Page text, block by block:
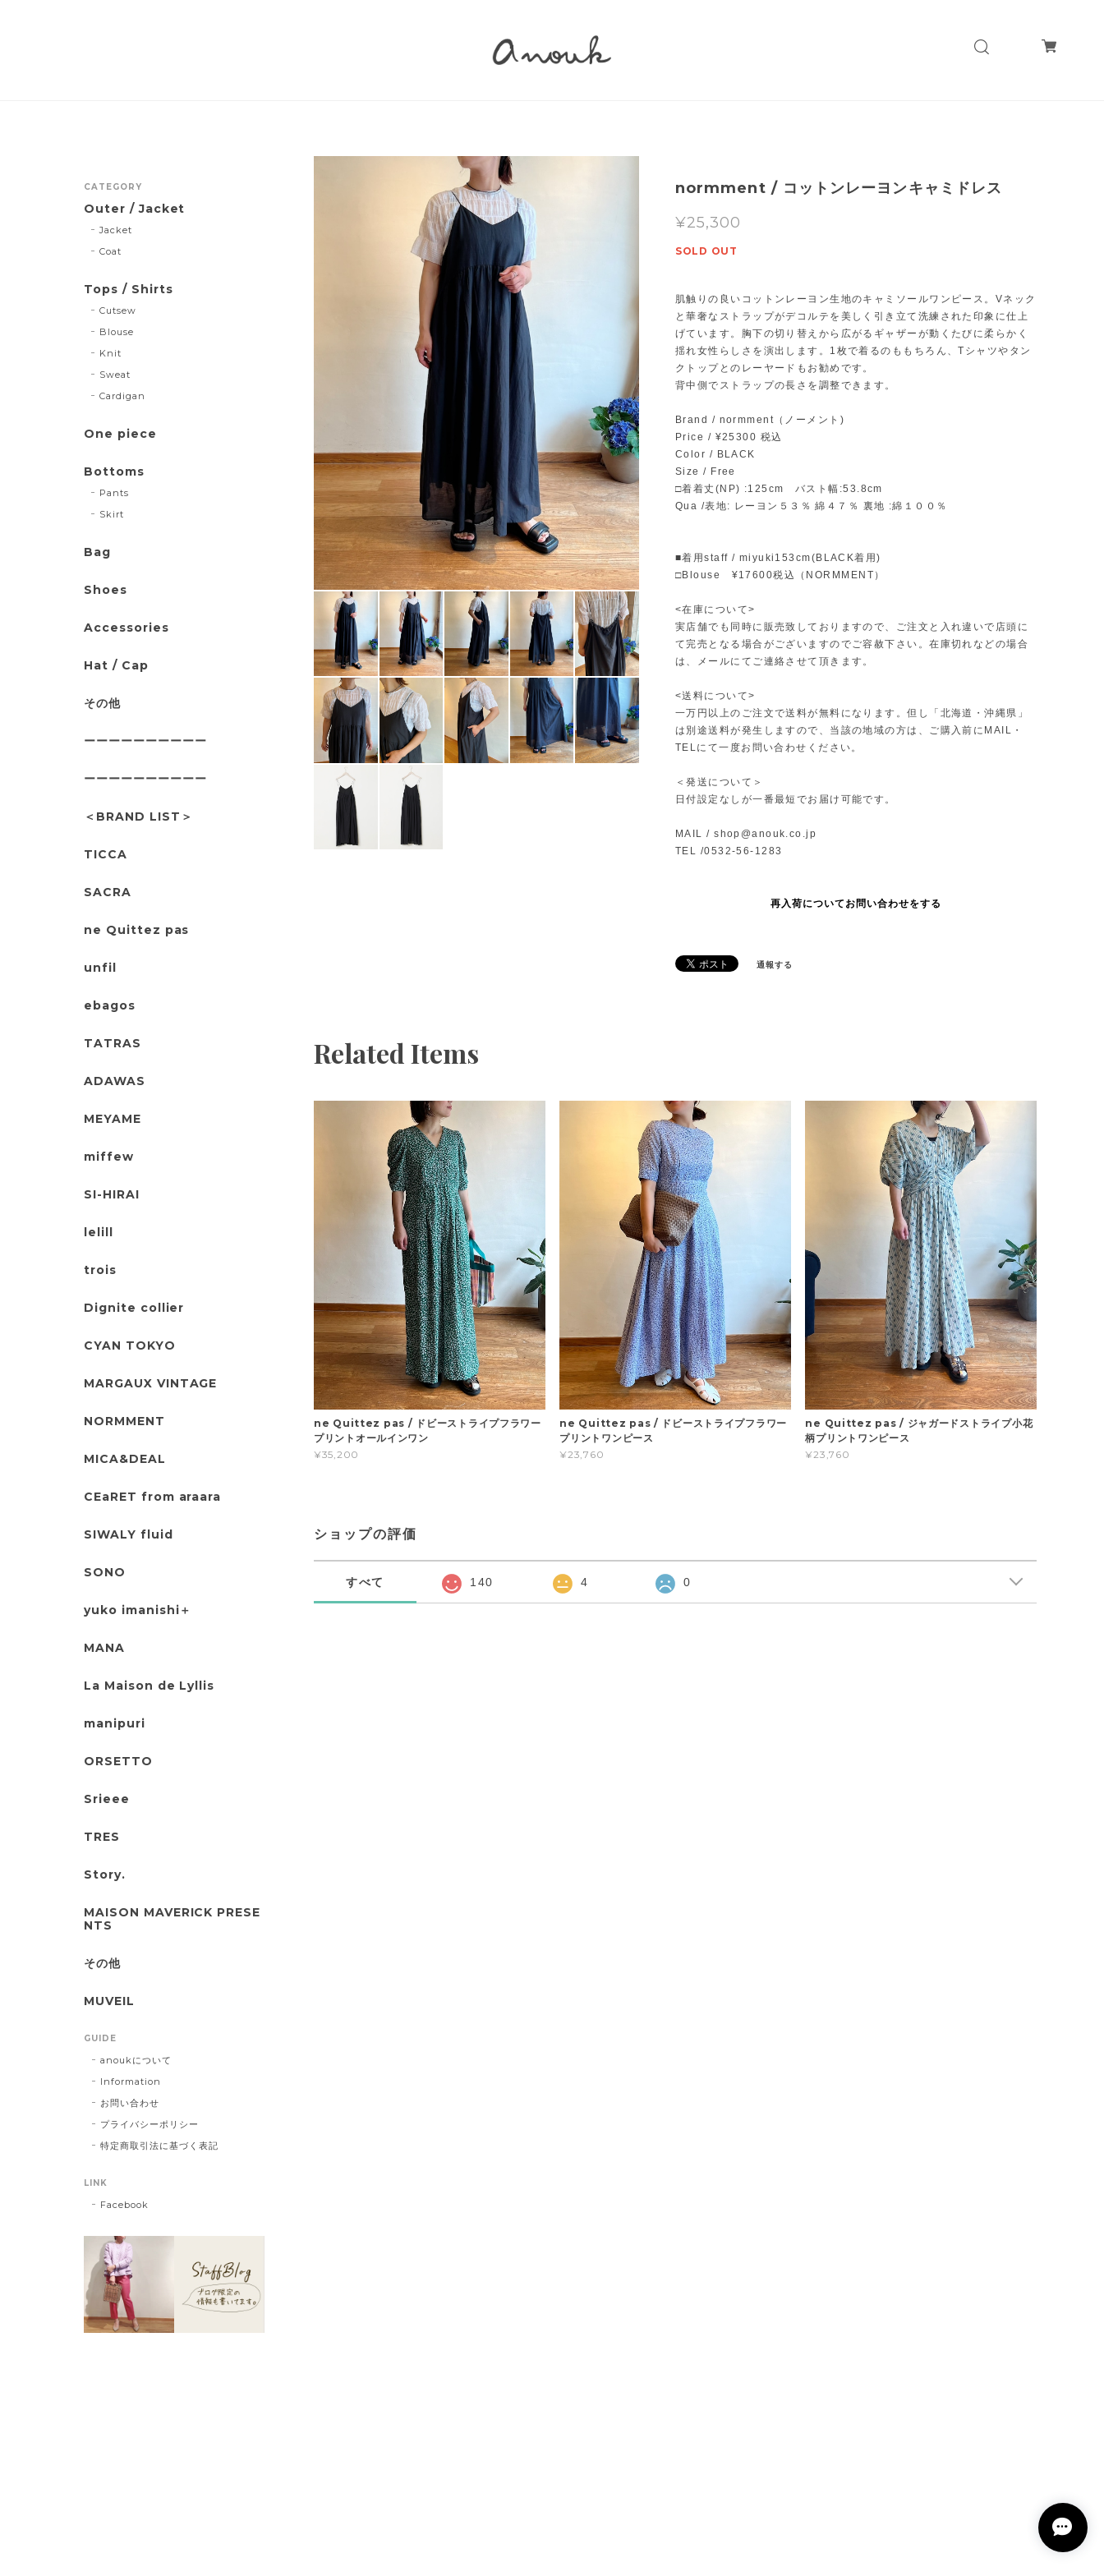
normment / コットンレーヨンキャミドレス
¥25,300
SOLD OUT
肌触りの良いコットンレーヨン生地のキャミソールワンピース。Vネック
と華奢なストラップがデコルテを美しく引き立て洗練された印象に仕上
げています。胸下の切り替えから広がるギャザーが動くたびに柔らかく
揺れ女性らしさを演出します。1枚で着るのももちろん、Tシャツやタン
クトップとのレーヤードもお勧めです。
背中側でストラップの長さを調整できます。
Brand / normment（ノーメント)
Price / ¥25300 税込
Color / BLACK
Size / Free
□着着丈(NP) :125cm バスト幅:53.8cm
Qua /表地: レーヨン５３％ 綿４７％ 裏地 :綿１００％
■着用staff / miyuki153cm(BLACK着用)
□Blouse ¥17600税込（NORMMENT）
<在庫について>
実店舗でも同時に販売致しておりますので、ご注文と入れ違いで店頭に
て完売となる場合がございますのでご容赦下さい。在庫切れなどの場合
は、メールにてご連絡させて頂きます。
<送料について>
一万円以上のご注文で送料が無料になります。但し「北海道・沖縄県」
は別途送料が発生しますので、当該の地域の方は、ご購入前にMAIL・
TELにて一度お問い合わせください。
＜発送について＞
日付設定なしが一番最短でお届け可能です。
MAIL /shop@anouk.co.jp
TEL /0532-56-1283
再入荷についてお問い合わせをする
通報する
Related Items
ne Quittez pas / ドビーストライプフラワー
プリントオールインワン
¥35,200
ne Quittez pas / ドビーストライプフラワー
プリントワンピース
¥23,760
ne Quittez pas / ジャガードストライプ小花
柄プリントワンピース
¥23,760
ショップの評価
すべて 140 4 0
CATEGORY
Outer / Jacket
Jacket
Coat
Tops / Shirts
Cutsew
Blouse
Knit
Sweat
Cardigan
One piece
Bottoms
Pants
Skirt
Bag
Shoes
Accessories
Hat / Cap
その他
ーーーーーーーーーー
ーーーーーーーーーー
＜BRAND LIST＞
TICCA
SACRA
ne Quittez pas
unfil
ebagos
TATRAS
ADAWAS
MEYAME
miffew
SI-HIRAI
lelill
trois
Dignite collier
CYAN TOKYO
MARGAUX VINTAGE
NORMMENT
MICA&DEAL
CEaRET from araara
SIWALY fluid
SONO
yuko imanishi＋
MANA
La Maison de Lyllis
manipuri
ORSETTO
Srieee
TRES
Story.
MAISON MAVERICK PRESE
NTS
その他
MUVEIL
GUIDE
anoukについて
Information
お問い合わせ
プライバシーポリシー
特定商取引法に基づく表記
LINK
Facebook